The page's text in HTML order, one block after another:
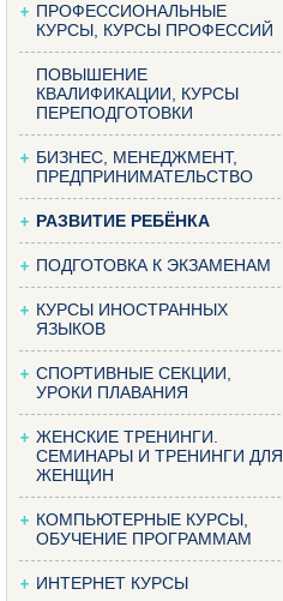
ПРОФЕССИОНАЛЬНЫЕ
КУРСЫ, КУРСЫ ПРОФЕССИЙ
ПОВЫШЕНИЕ
КВАЛИФИКАЦИИ, КУРСЫ
ПЕРЕПОДГОТОВКИ
БИЗНЕС, МЕНЕДЖМЕНТ,
ПРЕДПРИНИМАТЕЛЬСТВО
РАЗВИТИЕ РЕБЁНКА
ПОДГОТОВКА К ЭКЗАМЕНАМ
КУРСЫ ИНОСТРАННЫХ
ЯЗЫКОВ
СПОРТИВНЫЕ СЕКЦИИ,
УРОКИ ПЛАВАНИЯ
ЖЕНСКИЕ ТРЕНИНГИ.
СЕМИНАРЫ И ТРЕНИНГИ ДЛЯ
ЖЕНЩИН
КОМПЬЮТЕРНЫЕ КУРСЫ,
ОБУЧЕНИЕ ПРОГРАММАМ
ИНТЕРНЕТ КУРСЫ